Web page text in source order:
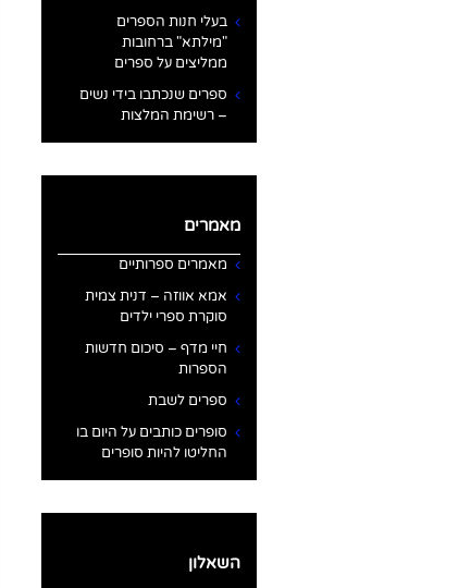
בעלי חנות הספרים
"מילתא" ברחובות
ממליצים על ספרים
ספרים שנכתבו בידי נשים
– רשימת המלצות
מאמרים
מאמרים ספרותיים
אמא אווזה – דנית צמית
סוקרת ספרי ילדים
חיי מדף – סיכום חדשות
הספרות
ספרים לשבת
סופרים כותבים על היום בו
החליטו להיות סופרים
השאלון